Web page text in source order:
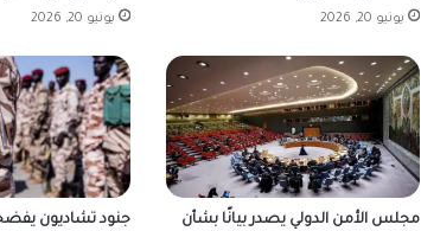
يونيو 20, 2026 يونيو 20, 2026
مجلس الأمن الدولي يصدر بيانًا بشأن
جنود تشاديون